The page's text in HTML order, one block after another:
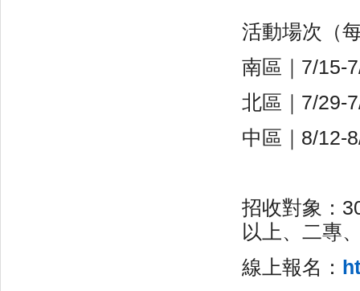
活動場次（
南區｜7/15-
北區｜7/29-
中區｜8/12-
招收對象：
以上、二專
線上報名：